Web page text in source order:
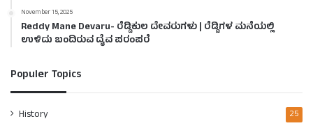
November 15, 2025
Reddy Mane Devaru- ರೆಡ್ಡಿಕುಲ ದೇವರುಗಳು | ರೆಡ್ಡಿಗಳ ಮನೆಯಲ್ಲಿ
ಉಳಿದು ಬಂದಿರುವ ದೈವ ಪರಂಪರೆ
Populer Topics
History 25